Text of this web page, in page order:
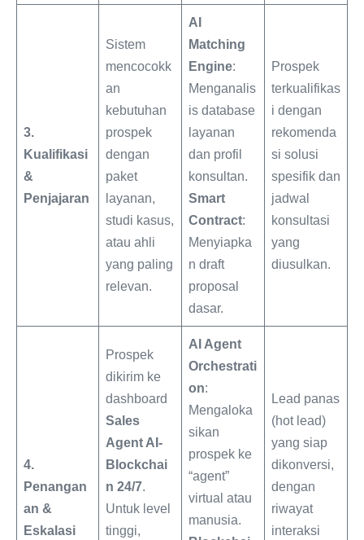
3.
Kualifikasi
&
Penjajaran
Sistem
mencocokk
an
kebutuhan
prospek
dengan
paket
layanan,
studi kasus,
atau ahli
yang paling
relevan.
AI
Matching
Engine:
Menganalis
is database
layanan
dan profil
konsultan.
Smart
Contract:
Menyiapka
n draft
proposal
dasar.
Prospek
terkualifikas
i dengan
rekomenda
si solusi
spesifik dan
jadwal
konsultasi
yang
diusulkan.
4.
Penangan
an &
Eskalasi
Prospek
dikirim ke
dashboard
Sales
Agent AI-
Blockchai
n 24/7.
Untuk level
tinggi,
AI Agent
Orchestrati
on:
Mengaloka
sikan
prospek ke
“agent”
virtual atau
manusia.
Lead panas
(hot lead)
yang siap
dikonversi,
dengan
riwayat
interaksi